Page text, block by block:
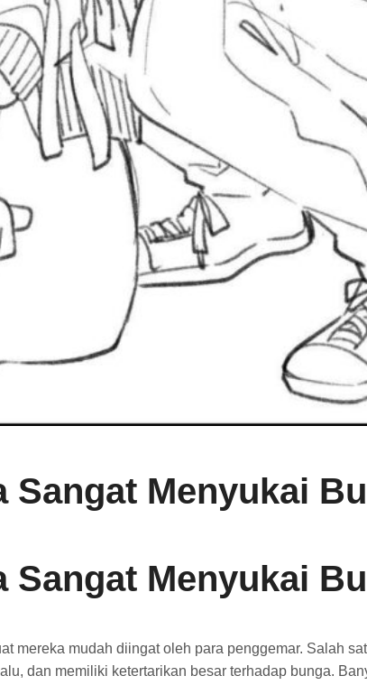
Sangat Menyukai
Sangat Menyukai
mereka mudah diingat oleh para penggemar. Salah
dan memiliki ketertarikan besar terhadap bunga.